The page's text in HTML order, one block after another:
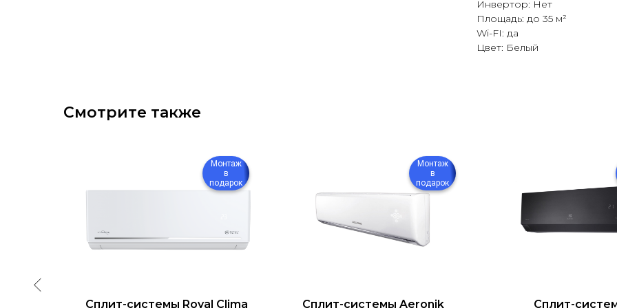
Инвертор: Нет
Площадь: до 35 м²
Wi-FI: да
Цвет: Белый
Смотрите также
Монтаж
в
подарок
Сплит-системы Royal Clima
Монтаж
в
подарок
Сплит-системы Aeronik
Сплит-